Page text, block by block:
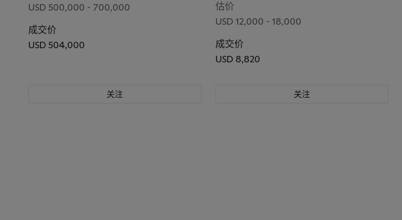
USD 500,000 - 700,000
成交价
USD 504,000
关注
估价
USD 12,000 - 18,000
成交价
USD 8,820
关注